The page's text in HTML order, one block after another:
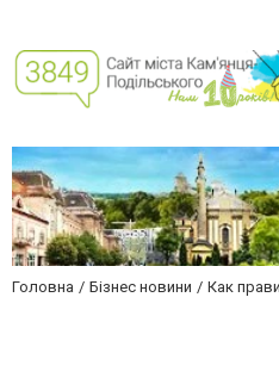
Головна Бізнес новини Как